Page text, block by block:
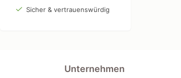
Sicher & vertrauenswürdig
Unternehmen